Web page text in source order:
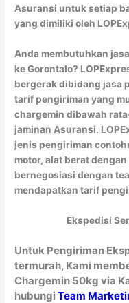
Asuransi untuk setiap
yang dimiliki oleh
Anda membutuhkan
ke Gorontalo?
bergerak dibidang jasa
tarif pengiriman yang
chargemin dibawah
jaminan Asuransi.
jenis pengiriman
motor, alat berat
bernegosiasi dengan
mendapatkan tarif
Ekspedisi
Untuk Pengiriman
termurah, Kami
Chargemin 50kg via
hubungiTeam